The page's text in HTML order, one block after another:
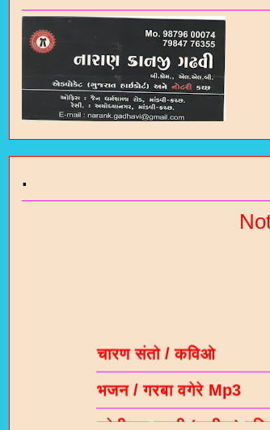
.
भजन / गरबा वगेरे Mp3
जोगीदान गढवी (चडीया)